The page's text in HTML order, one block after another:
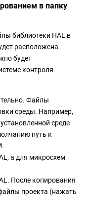
в папку
библиотеки HAL в
расположена
будет
контроля
Файлы
среды. Например,
среде
путь к
а для микросхем
После копирования
проекта (нажать